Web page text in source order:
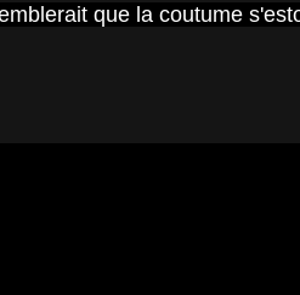
que la coutume